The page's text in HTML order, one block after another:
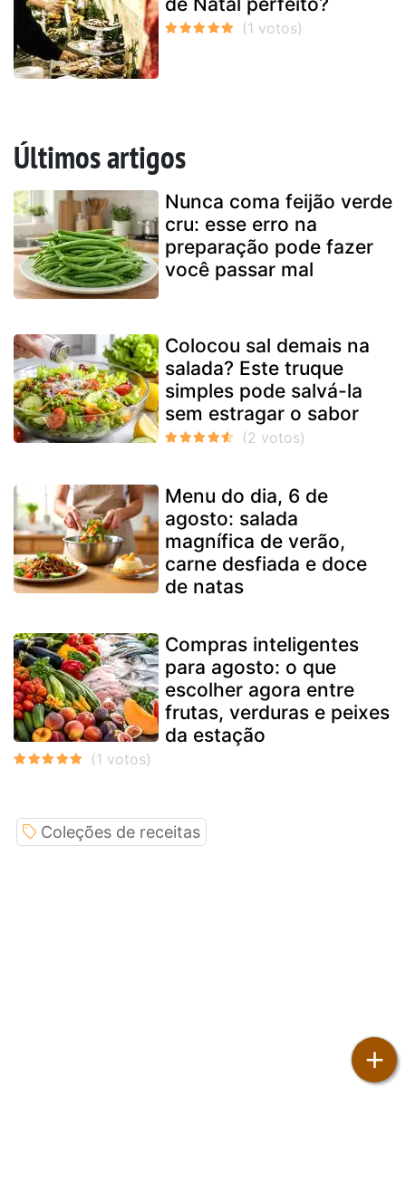
Últimos artigos
Nunca coma feijão verde
cru: esse erro na
preparação pode fazer
você passar mal
Colocou sal demais na
salada? Este truque
simples pode salvá-la
sem estragar o sabor
Menu do dia, 6 de
agosto: salada
magnífica de verão,
carne desfiada e doce
de natas
Compras inteligentes
para agosto: o que
escolher agora entre
frutas, verduras e peixes
da estação
+
Coleções de receitas